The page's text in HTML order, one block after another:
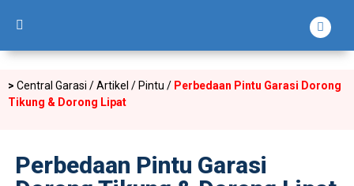
> Central Garasi /Artikel / Pintu / Perbedaan Pintu Garasi Dorong
Tikung & Dorong Lipat
Perbedaan Pintu Garasi